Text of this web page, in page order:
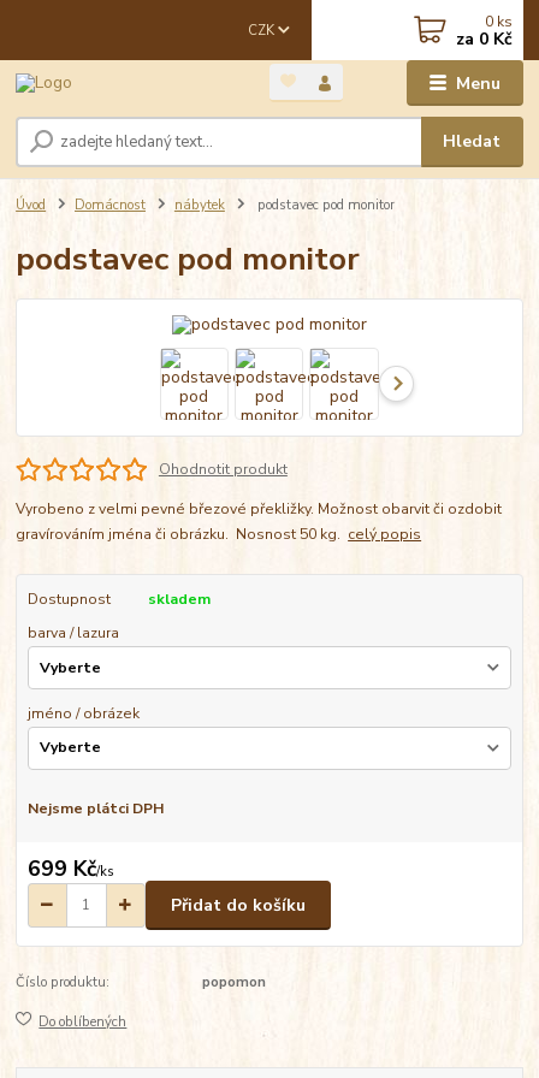
Menu
CZK
Hledat
0 ks
za 0 Kč
Úvod Domácnost nábytek podstavec pod monitor
podstavec pod monitor
Ohodnotit produkt
Vyrobeno z velmi pevné březové překližky. Možnost obarvit či ozdobit
gravírováním jména či obrázku. Nosnost 50 kg. celý popis
Dostupnost
skladem
barva / lazura
jméno / obrázek
Nejsme plátci DPH
699 Kč/ks
Přidat do košíku
Číslo produktu: popomon
Do oblíbených